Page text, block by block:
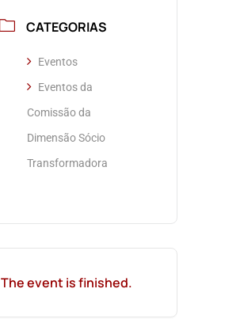
CATEGORIAS
Eventos
Eventos da
Comissão da
Dimensão Sócio
Transformadora
The event is finished.